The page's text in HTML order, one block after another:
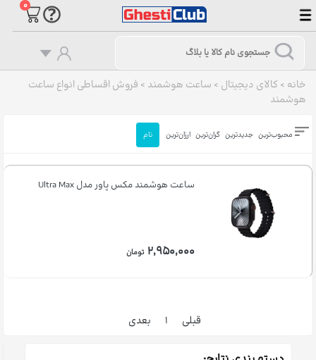
۰
خانه > کالای دیجیتال > ساعت هوشمند > فروش اقساطی انواع ساعت
هوشمند
محبوب‌ترین جدیدترین گران‌ترین ارزان‌ترین نام
ساعت هوشمند مکس پاور مدل Ultra Max
۲,۹۵۰,۰۰۰ تومان
قبلی ۱ بعدی